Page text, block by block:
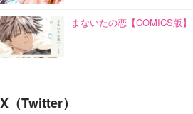
まないたの恋【COMICS版】
X（Twitter）